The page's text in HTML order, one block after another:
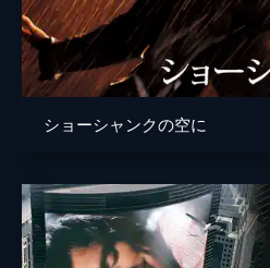
ショーシャンクの空に